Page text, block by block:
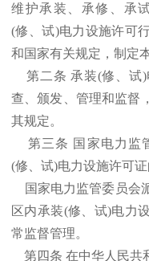
维护承装、承修、承
(修、试)电力设施许可
和国家有关规定，制定
第二条 承装(修、试)
查、颁发、管理和监督
其规定。
第三条 国家电力监
(修、试)电力设施许可证
国家电力监管委员会
区内承装(修、试)电力
常监督管理。
第四条 在中华人民共